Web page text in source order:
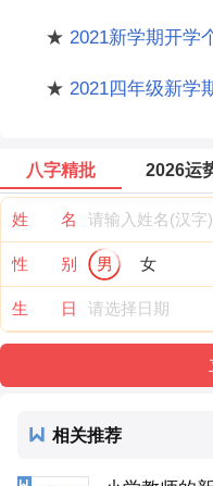
★ 2021新学期开学
★ 2021四年级新学
八字精批 2026运
姓 名
性 别 男 女
生 日
相关推荐